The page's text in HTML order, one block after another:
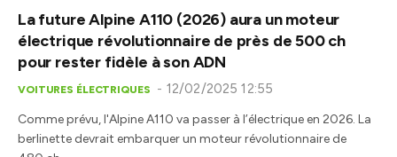
La future Alpine A110 (2026) aura un moteur
électrique révolutionnaire de près de 500 ch
pour rester fidèle à son ADN
VOITURES ÉLECTRIQUES 12/02/2025 12:55
Comme prévu, l'Alpine A110 va passer à l’électrique en 2026. La
berlinette devrait embarquer un moteur révolutionnaire de